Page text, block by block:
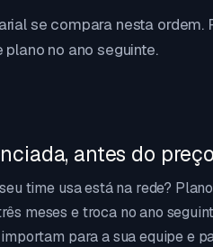
se compara nesta ordem.
no ano seguinte.
antes do preço
time usa está na rede?
meses e troca no ano
para a sua equipe e